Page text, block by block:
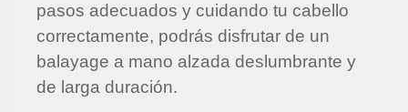
pasos adecuados y cuidando tu cabello
correctamente, podrás disfrutar de un
balayage a mano alzada deslumbrante y
de larga duración.